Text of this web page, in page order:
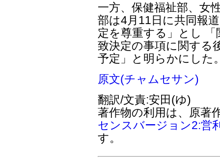
一方、保健福祉部、女
部は4月11日に共同報
定を尊重する」とし
致決定の事項に関する
予定」と明らかにした
原文(チャムセサン)
翻訳/文責:安田(ゆ)
著作物の利用は、原著
センスバージョン2:営
す。